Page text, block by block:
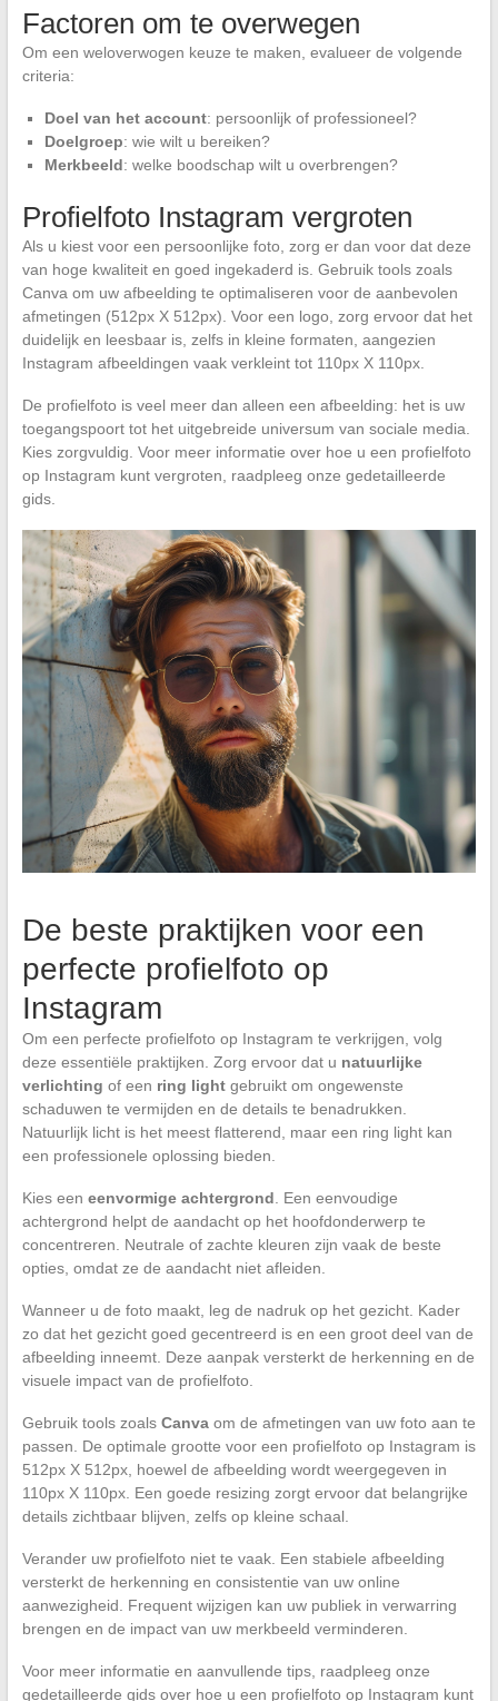
Factoren om te overwegen
Om een weloverwogen keuze te maken, evalueer de volgende
criteria:
Doel van het account: persoonlijk of professioneel?
Doelgroep: wie wilt u bereiken?
Merkbeeld: welke boodschap wilt u overbrengen?
Profielfoto Instagram vergroten
Als u kiest voor een persoonlijke foto, zorg er dan voor dat deze
van hoge kwaliteit en goed ingekaderd is. Gebruik tools zoals
Canva om uw afbeelding te optimaliseren voor de aanbevolen
afmetingen (512px X 512px). Voor een logo, zorg ervoor dat het
duidelijk en leesbaar is, zelfs in kleine formaten, aangezien
Instagram afbeeldingen vaak verkleint tot 110px X 110px.
De profielfoto is veel meer dan alleen een afbeelding: het is uw
toegangspoort tot het uitgebreide universum van sociale media.
Kies zorgvuldig. Voor meer informatie over hoe u een profielfoto
op Instagram kunt vergroten, raadpleeg onze gedetailleerde
gids.
De beste praktijken voor een
perfecte profielfoto op
Instagram
Om een perfecte profielfoto op Instagram te verkrijgen, volg
deze essentiële praktijken. Zorg ervoor dat u natuurlijke
verlichting of een ring lightgebruikt om ongewenste
schaduwen te vermijden en de details te benadrukken.
Natuurlijk licht is het meest flatterend, maar een ring light kan
een professionele oplossing bieden.
Kies een eenvormige achtergrond . Een eenvoudige
achtergrond helpt de aandacht op het hoofdonderwerp te
concentreren. Neutrale of zachte kleuren zijn vaak de beste
opties, omdat ze de aandacht niet afleiden.
Wanneer u de foto maakt, leg de nadruk op het gezicht. Kader
zo dat het gezicht goed gecentreerd is en een groot deel van de
afbeelding inneemt. Deze aanpak versterkt de herkenning en de
visuele impact van de profielfoto.
Gebruik tools zoals Canvaom de afmetingen van uw foto aan te
passen. De optimale grootte voor een profielfoto op Instagram is
512px X 512px, hoewel de afbeelding wordt weergegeven in
110px X 110px. Een goede resizing zorgt ervoor dat belangrijke
details zichtbaar blijven, zelfs op kleine schaal.
Verander uw profielfoto niet te vaak. Een stabiele afbeelding
versterkt de herkenning en consistentie van uw online
aanwezigheid. Frequent wijzigen kan uw publiek in verwarring
brengen en de impact van uw merkbeeld verminderen.
Voor meer informatie en aanvullende tips, raadpleeg onze
gedetailleerde gids over hoe u een profielfoto op Instagram kunt